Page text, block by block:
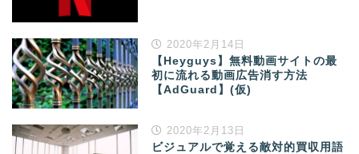
2020年2月14日
【Heyguys】無料動画サイトの最
初に流れる動画広告消す方法
【AdGuard】(仮)
2020年2月13日
ビジュアルで覚える敵対的買収用語